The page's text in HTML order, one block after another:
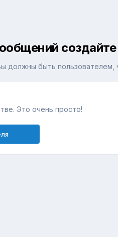
должны быть пользователем,
Это очень просто!